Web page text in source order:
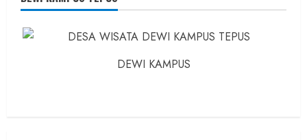
Dokter
dan
DEWI KAMPUS